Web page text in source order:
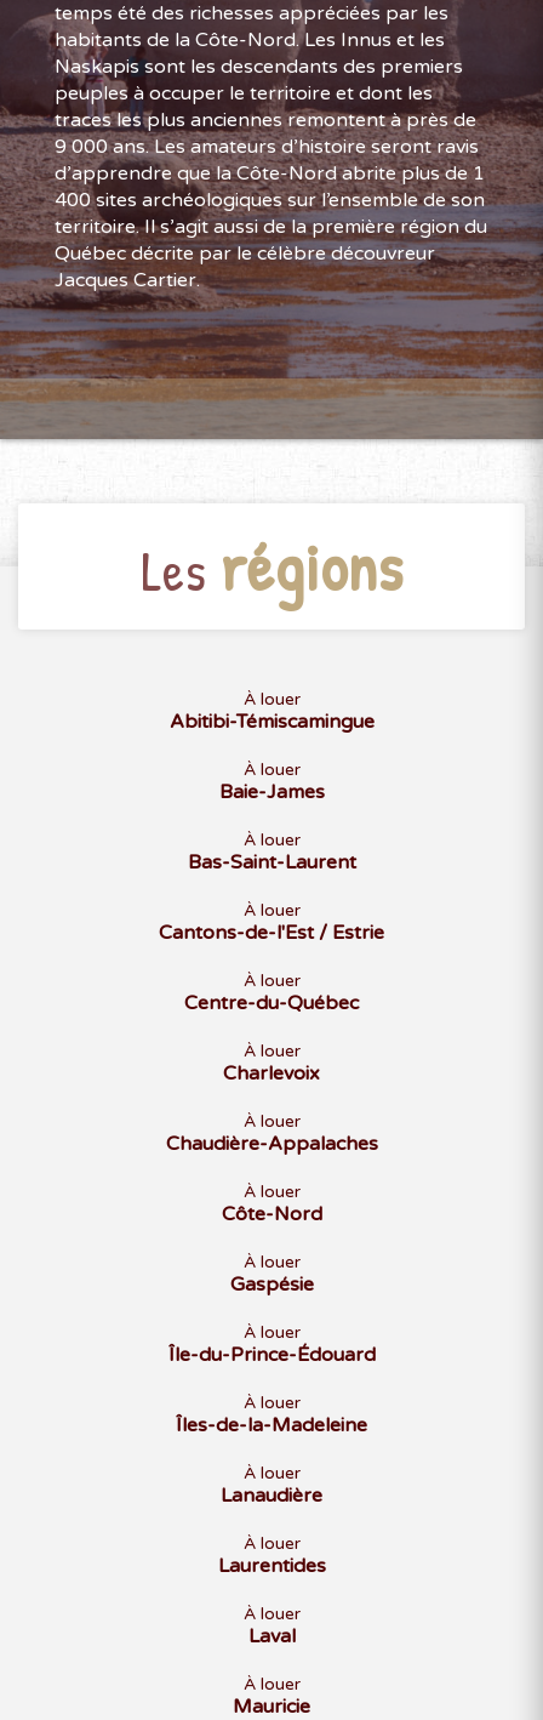
temps été des richesses appréciées par les
habitants de la Côte-Nord. Les Innus et les
Naskapis sont les descendants des premiers
peuples à occuper le territoire et dont les
traces les plus anciennes remontent à près de
9 000 ans. Les amateurs d’histoire seront ravis
d’apprendre que la Côte-Nord abrite plus de 1
400 sites archéologiques sur l’ensemble de son
territoire. Il s’agit aussi de la première région du
Québec décrite par le célèbre découvreur
Jacques Cartier.
Les régions
À louer
Abitibi-Témiscamingue
À louer
Baie-James
À louer
Bas-Saint-Laurent
À louer
Cantons-de-l'Est / Estrie
À louer
Centre-du-Québec
À louer
Charlevoix
À louer
Chaudière-Appalaches
À louer
Côte-Nord
À louer
Gaspésie
À louer
Île-du-Prince-Édouard
À louer
Îles-de-la-Madeleine
À louer
Lanaudière
À louer
Laurentides
À louer
Laval
À louer
Mauricie